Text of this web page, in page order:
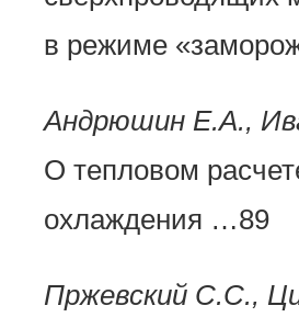
в режиме
Андрюшин Е.А.,
О тепловом
охлаждения …89
Пржевский С.С.,